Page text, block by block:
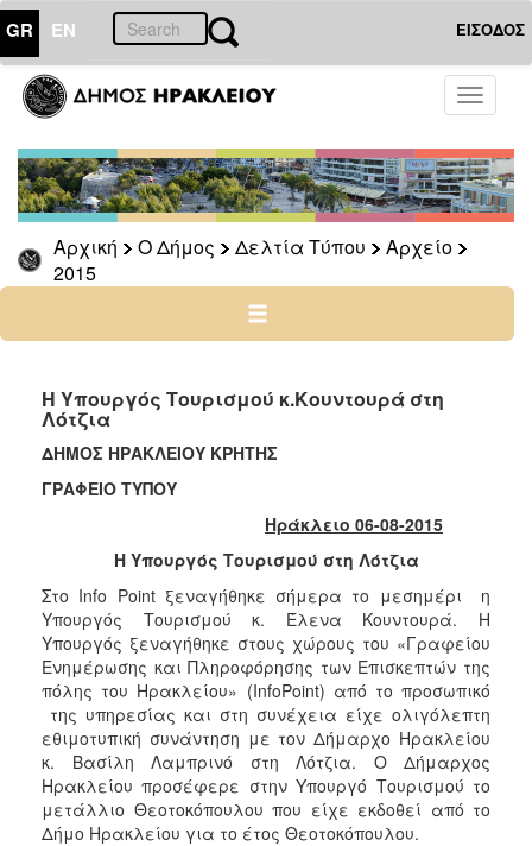
GR EN ΕΙΣΟΔΟΣ
Toggle
Αρχική Ο Δήμος Δελτία Τύπου
Αρχείο
2015
ΔΗΜΟΣ
Δελτία
Τύπου
Αρχείο
2026
2025
2022
2021
2020
2019
2017
2016
2015
2013
2012
2011
2010
2006
Η Υπουργός Τουρισμού κ.Κουντουρά στη
Λότζια
ΔΗΜΟΣ ΗΡΑΚΛΕΙΟΥ ΚΡΗΤΗΣ
ΓΡΑΦΕΙΟ ΤΥΠΟΥ
Ηράκλειο 06-08-2015
Η Υπουργός Τουρισμού στη Λότζια
Στο Info Point ξεναγήθηκε σήμερα το μεσημέρι η
Υπουργός Τουρισμού κ. Έλενα Κουντουρά. Η
Υπουργός ξεναγήθηκε στους χώρους του «Γραφείου
Ενημέρωσης και Πληροφόρησης των Επισκεπτών της
πόλης του Ηρακλείου» (InfoPoint) από το προσωπικό
της υπηρεσίας και στη συνέχεια είχε ολιγόλεπτη
εθιμοτυπική συνάντηση με τον Δήμαρχο Ηρακλείου
κ. Βασίλη Λαμπρινό στη Λότζια. Ο Δήμαρχος
Ηρακλείου προσέφερε στην Υπουργό Τουρισμού το
μετάλλιο Θεοτοκόπουλου που είχε εκδοθεί από το
Δήμο Ηρακλείου για το έτος Θεοτοκόπουλου.